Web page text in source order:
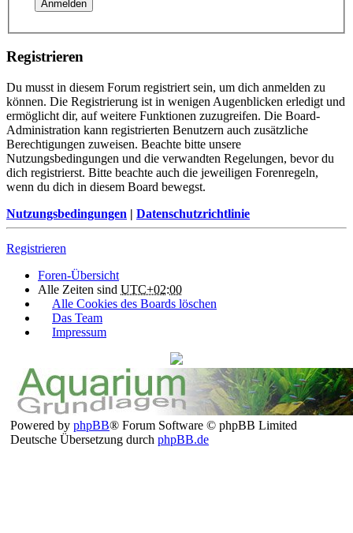
Registrieren
Du musst in diesem Forum registriert sein, um dich anmelden zu
können. Die Registrierung ist in wenigen Augenblicken erledigt und
ermöglicht dir, auf weitere Funktionen zuzugreifen. Die Board-
Administration kann registrierten Benutzern auch zusätzliche
Berechtigungen zuweisen. Beachte bitte unsere
Nutzungsbedingungen und die verwandten Regelungen, bevor du
dich registrierst. Bitte beachte auch die jeweiligen Forenregeln,
wenn du dich in diesem Board bewegst.
Nutzungsbedingungen | Datenschutzrichtlinie
Registrieren
Foren-Übersicht
Alle Zeiten sind UTC+02:00
Alle Cookies des Boards löschen
Das Team
Impressum
Powered by phpBB® Forum Software © phpBB Limited
Deutsche Übersetzung durch phpBB.de